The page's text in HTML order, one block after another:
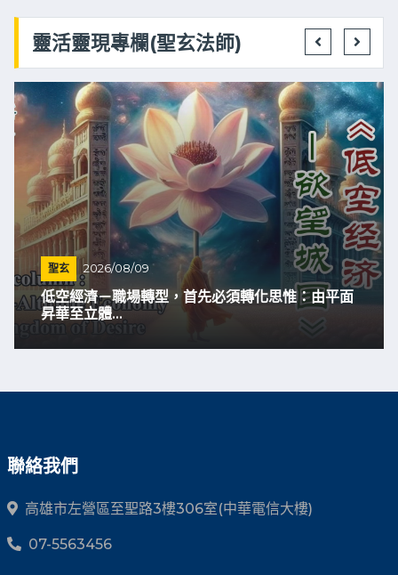
靈活靈現專欄(聖玄法師)
聖玄 2026/08/09
低空經濟－職場轉型，首先必須轉化思惟：由平面
昇華至立體...
聯絡我們
高雄市左營區至聖路3樓306室(中華電信大樓)
07-5563456